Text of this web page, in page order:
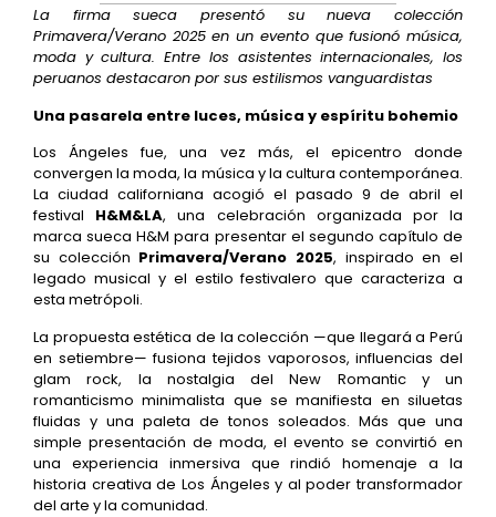
La firma sueca presentó su nueva colección
Primavera/Verano 2025 en un evento que fusionó música,
moda y cultura. Entre los asistentes internacionales, los
peruanos destacaron por sus estilismos vanguardistas
Una pasarela entre luces, música y espíritu bohemio
Los Ángeles fue, una vez más, el epicentro donde
convergen la moda, la música y la cultura contemporánea.
La ciudad californiana acogió el pasado 9 de abril el
festival H&M&LA, una celebración organizada por la
marca sueca H&M para presentar el segundo capítulo de
su colección Primavera/Verano 2025, inspirado en el
legado musical y el estilo festivalero que caracteriza a
esta metrópoli.
La propuesta estética de la colección —que llegará a Perú
en setiembre— fusiona tejidos vaporosos, influencias del
glam rock, la nostalgia del New Romantic y un
romanticismo minimalista que se manifiesta en siluetas
fluidas y una paleta de tonos soleados. Más que una
simple presentación de moda, el evento se convirtió en
una experiencia inmersiva que rindió homenaje a la
historia creativa de Los Ángeles y al poder transformador
del arte y la comunidad.